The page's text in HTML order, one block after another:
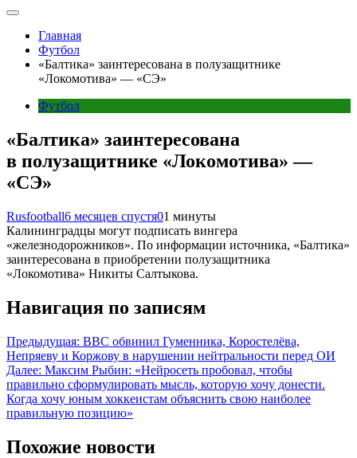
Главная
Футбол
«Балтика» заинтересована в полузащитнике
«Локомотива» — «СЭ»
Футбол
«Балтика» заинтересована
в полузащитнике «Локомотива» —
«СЭ»
Rusfootball6 месяцев спустя01 минуты
Калининградцы могут подписать вингера
«железнодорожников». По информации источника, «Балтика»
заинтересована в приобретении полузащитника
«Локомотива» Никиты Салтыкова.
Навигация по записям
Предыдущая: BBC обвинил Гуменника, Коростелёва,
Непряеву и Коржову в нарушении нейтральности перед ОИ
Далее: Максим Рыбин: «Нейросеть пробовал, чтобы
правильно сформулировать мысль, которую хочу донести.
Когда хочу юным хоккеистам объяснить свою наиболее
правильную позицию»
Похожие новости